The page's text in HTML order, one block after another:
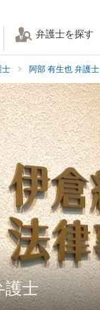
弁護士を探す
士 阿部 有生也 弁護士
護士